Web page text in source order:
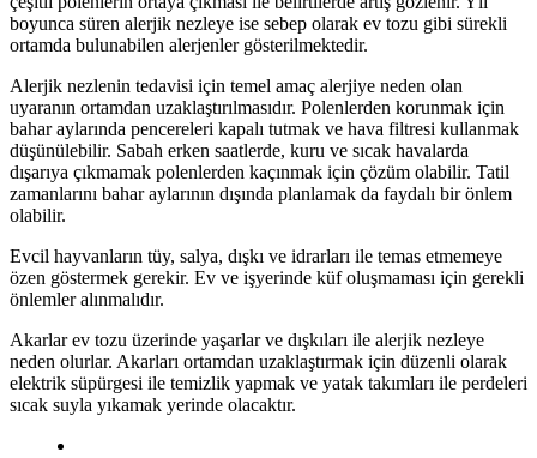
boyunca süren alerjik nezleye ise sebep olarak ev tozu gibi sürekli
ortamda bulunabilen alerjenler gösterilmektedir.
Alerjik nezlenin tedavisi için temel amaç alerjiye neden olan
uyaranın ortamdan uzaklaştırılmasıdır. Polenlerden korunmak için
bahar aylarında pencereleri kapalı tutmak ve hava filtresi kullanmak
düşünülebilir. Sabah erken saatlerde, kuru ve sıcak havalarda
dışarıya çıkmamak polenlerden kaçınmak için çözüm olabilir. Tatil
zamanlarını bahar aylarının dışında planlamak da faydalı bir önlem
olabilir.
Evcil hayvanların tüy, salya, dışkı ve idrarları ile temas etmemeye
özen göstermek gerekir. Ev ve işyerinde küf oluşmaması için gerekli
önlemler alınmalıdır.
Akarlar ev tozu üzerinde yaşarlar ve dışkıları ile alerjik nezleye
neden olurlar. Akarları ortamdan uzaklaştırmak için düzenli olarak
elektrik süpürgesi ile temizlik yapmak ve yatak takımları ile perdeleri
sıcak suyla yıkamak yerinde olacaktır.